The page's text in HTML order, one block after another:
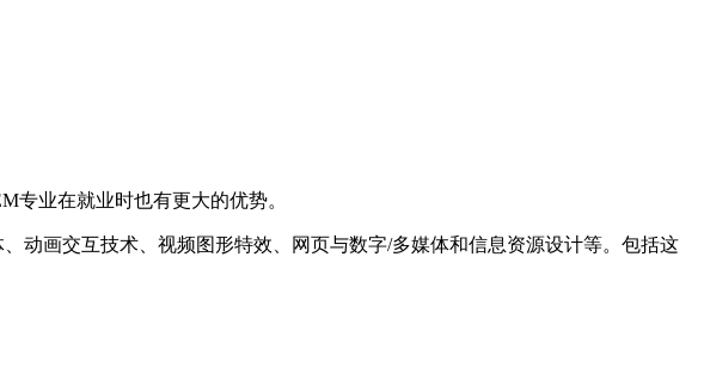
业在就业时也有更大的优势。
画交互技术、视频图形特效、网页与数字/多媒体和信息资源设计等。包括这